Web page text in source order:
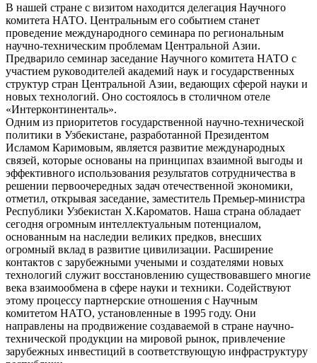
В нашей стране с визитом находится делегация Научного
комитета НАТО. Центральным его событием станет
проведение международного семинара по региональным
научно-техническим проблемам Центральной Азии.
Предварило семинар заседание Научного комитета НАТО с
участием руководителей академий наук и государственных
структур стран Центральной Азии, ведающих сферой науки и
новых технологий. Оно состоялось в столичном отеле
«Интерконтиненталь».
Одним из приоритетов государственной научно-технической
политики в Узбекистане, разработанной Президентом
Исламом Каримовым, является развитие международных
связей, которые основаны на принципах взаимной выгоды и
эффективного использования результатов сотрудничества в
решении первоочередных задач отечественной экономики,
отметил, открывая заседание, заместитель Премьер-министра
Республики Узбекистан Х.Кароматов. Наша страна обладает
сегодня огромным интеллектуальным потенциалом,
основанным на наследии великих предков, внесших
огромный вклад в развитие цивилизации. Расширение
контактов с зарубежными учеными и создателями новых
технологий служит восстановлению существовавшего многие
века взаимообмена в сфере науки и техники. Содействуют
этому процессу партнерские отношения с Научным
комитетом НАТО, установленные в 1995 году. Они
направлены на продвижение создаваемой в стране научно-
технической продукции на мировой рынок, привлечение
зарубежных инвестиций в соответствующую инфраструктуру